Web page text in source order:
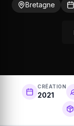
Bretagne
CRÉATION
2021